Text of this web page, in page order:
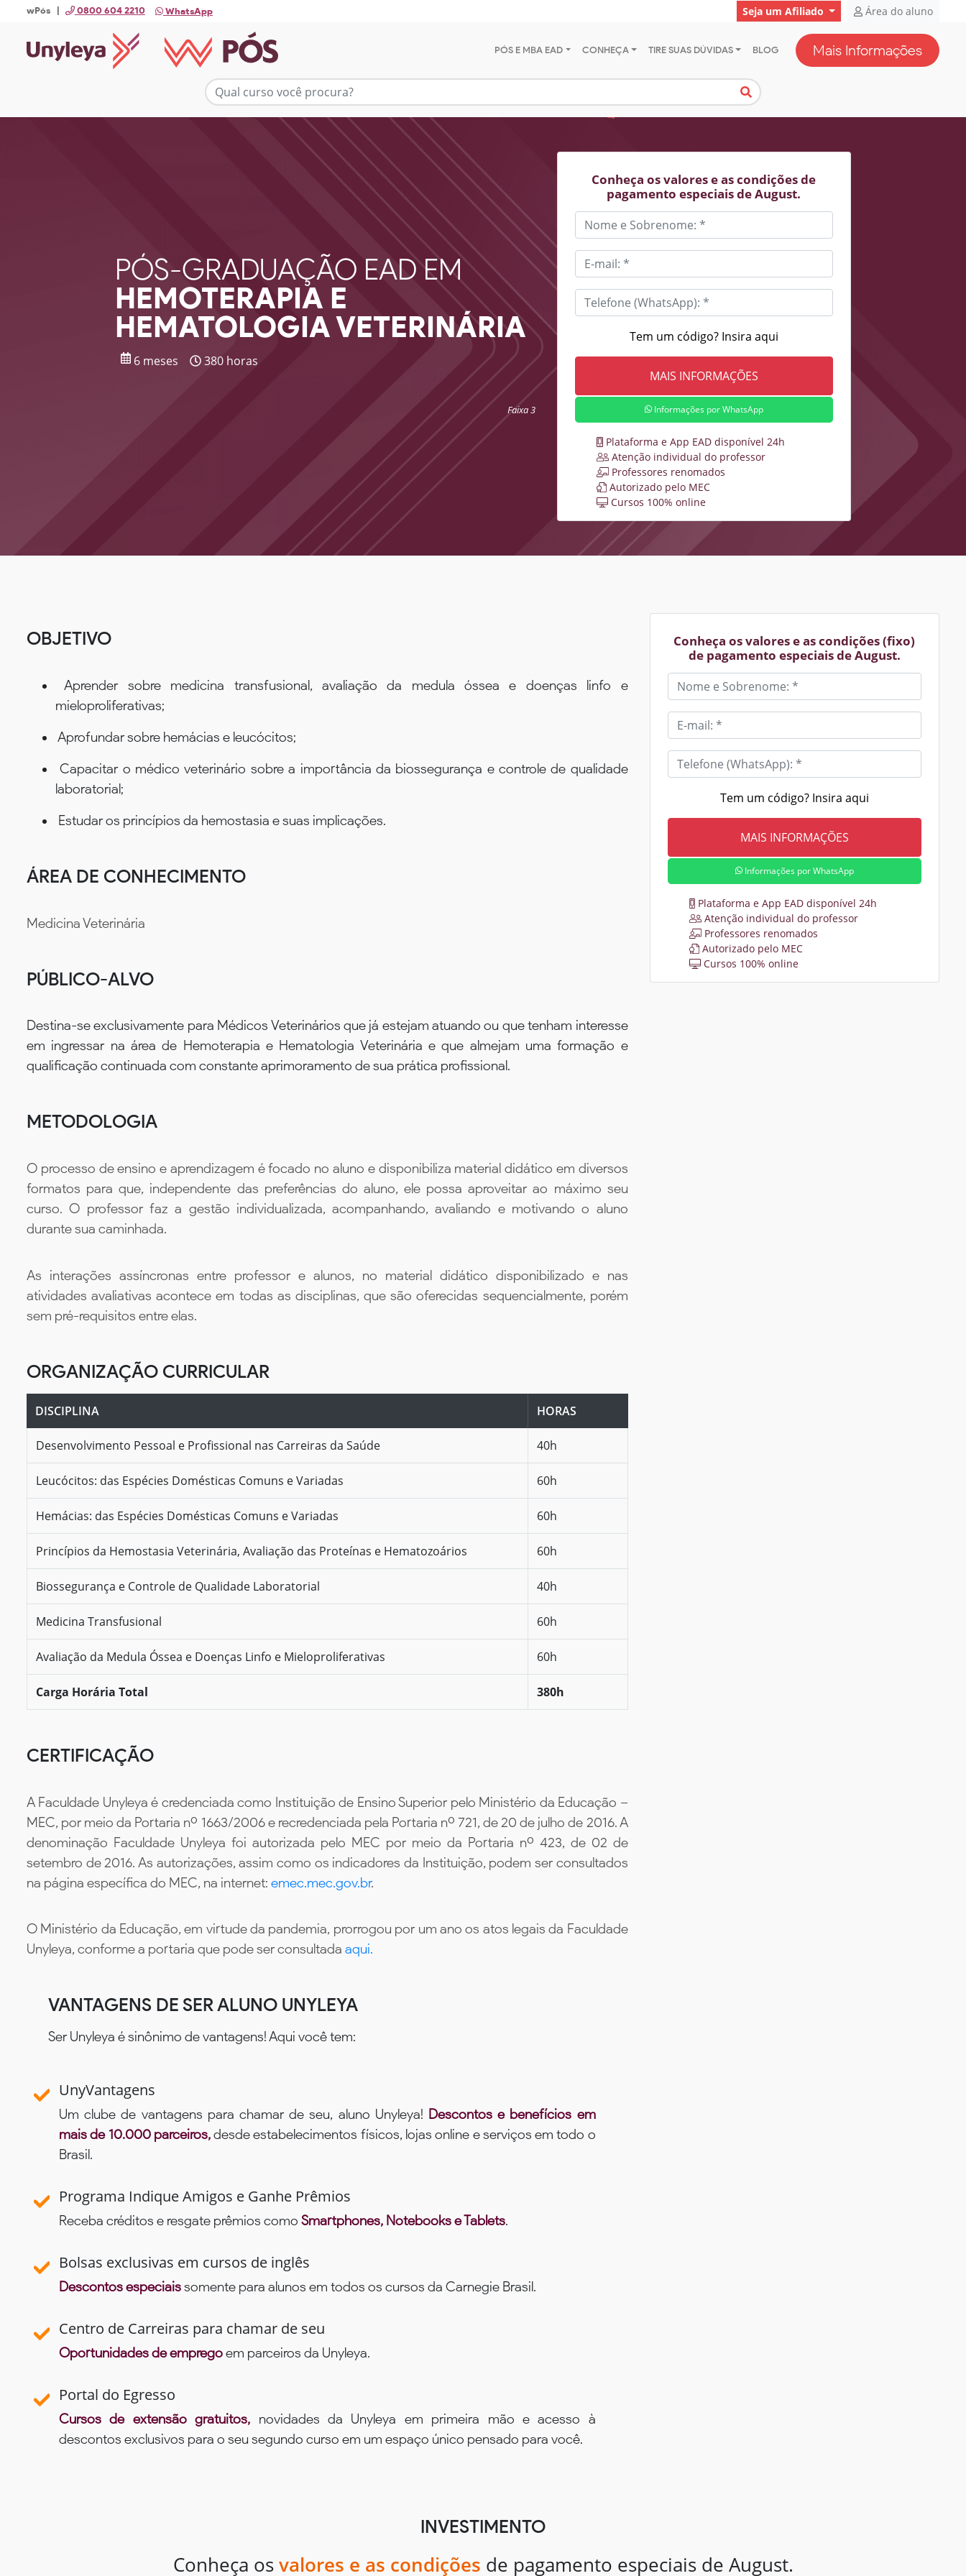
wPós | 0800 604 2210 WhatsApp Seja um Afiliado Área do aluno
PÓS E MBA EAD CONHEÇA TIRE SUAS DÚVIDAS BLOG Mais Informações
PÓS-GRADUAÇÃO EAD EM
HEMOTERAPIA E
HEMATOLOGIA VETERINÁRIA
6 meses 380 horas
Faixa 3
Conheça os valores e as condições de
pagamento especiais de August.
Tem um código? Insira aqui
Informações por WhatsApp
Plataforma e App EAD disponível 24h
Atenção individual do professor
Professores renomados
Autorizado pelo MEC
Cursos 100% online
OBJETIVO
Aprender sobre medicina transfusional, avaliação da medula óssea e doenças linfo e
mieloproliferativas;
Aprofundar sobre hemácias e leucócitos;
Capacitar o médico veterinário sobre a importância da biossegurança e controle de qualidade
laboratorial;
Estudar os princípios da hemostasia e suas implicações.
ÁREA DE CONHECIMENTO
Medicina Veterinária
PÚBLICO-ALVO
Destina-se exclusivamente para Médicos Veterinários que já estejam atuando ou que tenham interesse
em ingressar na área de Hemoterapia e Hematologia Veterinária e que almejam uma formação e
qualificação continuada com constante aprimoramento de sua prática profissional.
METODOLOGIA
O processo de ensino e aprendizagem é focado no aluno e disponibiliza material didático em diversos
formatos para que, independente das preferências do aluno, ele possa aproveitar ao máximo seu
curso. O professor faz a gestão individualizada, acompanhando, avaliando e motivando o aluno
durante sua caminhada.
As interações assíncronas entre professor e alunos, no material didático disponibilizado e nas
atividades avaliativas acontece em todas as disciplinas, que são oferecidas sequencialmente, porém
sem pré-requisitos entre elas.
ORGANIZAÇÃO CURRICULAR
DISCIPLINA HORAS
Desenvolvimento Pessoal e Profissional nas Carreiras da Saúde 40h
Leucócitos: das Espécies Domésticas Comuns e Variadas 60h
Hemácias: das Espécies Domésticas Comuns e Variadas 60h
Princípios da Hemostasia Veterinária, Avaliação das Proteínas e Hematozoários 60h
Biossegurança e Controle de Qualidade Laboratorial 40h
Medicina Transfusional 60h
Avaliação da Medula Óssea e Doenças Linfo e Mieloproliferativas 60h
Carga Horária Total 380h
CERTIFICAÇÃO
A Faculdade Unyleya é credenciada como Instituição de Ensino Superior pelo Ministério da Educação –
MEC, por meio da Portaria nº 1663/2006 e recredenciada pela Portaria nº 721, de 20 de julho de 2016. A
denominação Faculdade Unyleya foi autorizada pelo MEC por meio da Portaria nº 423, de 02 de
setembro de 2016. As autorizações, assim como os indicadores da Instituição, podem ser consultados
na página específica do MEC, na internet: emec.mec.gov.br.
O Ministério da Educação, em virtude da pandemia, prorrogou por um ano os atos legais da Faculdade
Unyleya, conforme a portaria que pode ser consultada aqui.
VANTAGENS DE SER ALUNO UNYLEYA
Ser Unyleya é sinônimo de vantagens! Aqui você tem:
UnyVantagens
Um clube de vantagens para chamar de seu, aluno Unyleya! Descontos e benefícios em
mais de 10.000 parceiros,desde estabelecimentos físicos, lojas online e serviços em todo o
Brasil.
Programa Indique Amigos e Ganhe Prêmios
Receba créditos e resgate prêmios como Smartphones, Notebooks e Tablets.
Bolsas exclusivas em cursos de inglês
Descontos especiaissomente para alunos em todos os cursos da Carnegie Brasil.
Centro de Carreiras para chamar de seu
Oportunidades de empregoem parceiros da Unyleya.
Portal do Egresso
Cursos de extensão gratuitos, novidades da Unyleya em primeira mão e acesso à
descontos exclusivos para o seu segundo curso em um espaço único pensado para você.
Conheça os valores e as condições (fixo)
de pagamento especiais de August.
Tem um código? Insira aqui
Informações por WhatsApp
Plataforma e App EAD disponível 24h
Atenção individual do professor
Professores renomados
Autorizado pelo MEC
Cursos 100% online
INVESTIMENTO
Conheça os valores e as condições de pagamento especiais de August.